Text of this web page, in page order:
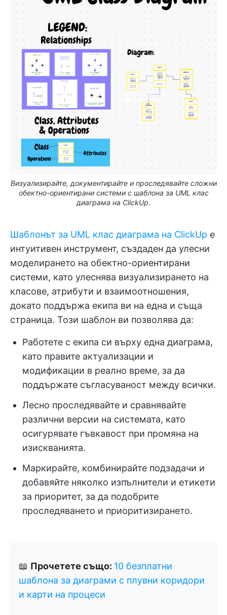
Визуализирайте, документирайте и проследявайте сложни
обектно-ориентирани системи с шаблона за UML клас
диаграма на ClickUp.
Шаблонът за UML клас диаграма на ClickUp е
интуитивен инструмент, създаден да улесни
моделирането на обектно-ориентирани
системи, като улеснява визуализирането на
класове, атрибути и взаимоотношения,
докато поддържа екипа ви на една и съща
страница. Този шаблон ви позволява да:
Работете с екипа си върху една диаграма,
като правите актуализации и
модификации в реално време, за да
поддържате съгласуваност между всички.
Лесно проследявайте и сравнявайте
различни версии на системата, като
осигурявате гъвкавост при промяна на
изискванията.
Маркирайте, комбинирайте подзадачи и
добавяйте няколко изпълнители и етикети
за приоритет, за да подобрите
проследяването и приоритизирането.
📖 Прочетете също: 10 безплатни
шаблона за диаграми с плувни коридори
и карти на процеси